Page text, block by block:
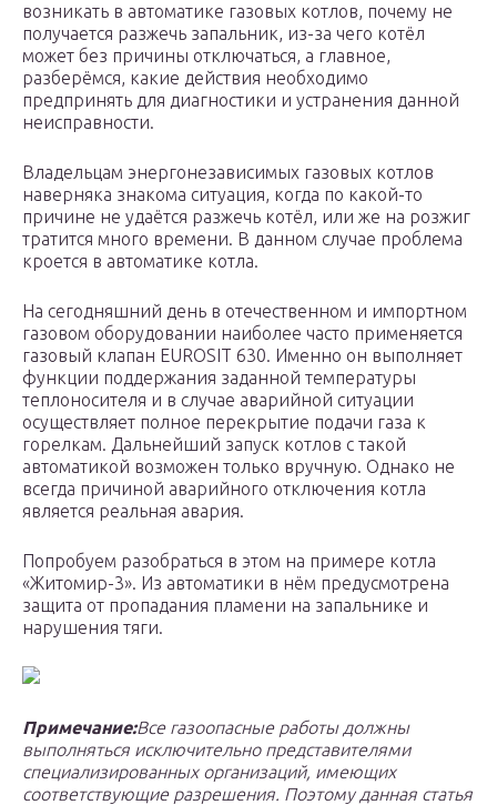
возникать в автоматике газовых котлов, почему не
получается разжечь запальник, из-за чего котёл
может без причины отключаться, а главное,
разберёмся, какие действия необходимо
предпринять для диагностики и устранения данной
неисправности.
Владельцам энергонезависимых газовых котлов
наверняка знакома ситуация, когда по какой-то
причине не удаётся разжечь котёл, или же на розжиг
тратится много времени. В данном случае проблема
кроется в автоматике котла.
На сегодняшний день в отечественном и импортном
газовом оборудовании наиболее часто применяется
газовый клапан EUROSIT 630. Именно он выполняет
функции поддержания заданной температуры
теплоносителя и в случае аварийной ситуации
осуществляет полное перекрытие подачи газа к
горелкам. Дальнейший запуск котлов с такой
автоматикой возможен только вручную. Однако не
всегда причиной аварийного отключения котла
является реальная авария.
Попробуем разобраться в этом на примере котла
«Житомир-3». Из автоматики в нём предусмотрена
защита от пропадания пламени на запальнике и
нарушения тяги.
Примечание:Все газоопасные работы должны
выполняться исключительно представителями
специализированных организаций, имеющих
соответствующие разрешения. Поэтому данная статья